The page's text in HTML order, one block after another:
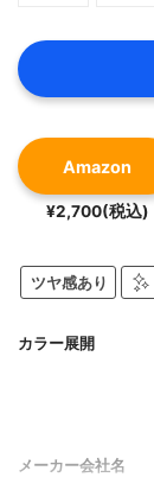
Amazon
¥2,700(税込)
ツヤ感あり
カラー展開
メーカー会社名